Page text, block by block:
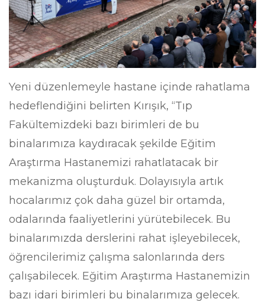
Yeni düzenlemeyle hastane içinde rahatlama
hedeflendiğini belirten Kırışık, “Tıp
Fakültemizdeki bazı birimleri de bu
binalarımıza kaydıracak şekilde Eğitim
Araştırma Hastanemizi rahatlatacak bir
mekanizma oluşturduk. Dolayısıyla artık
hocalarımız çok daha güzel bir ortamda,
odalarında faaliyetlerini yürütebilecek. Bu
binalarımızda derslerini rahat işleyebilecek,
öğrencilerimiz çalışma salonlarında ders
çalışabilecek. Eğitim Araştırma Hastanemizin
bazı idari birimleri bu binalarımıza gelecek.